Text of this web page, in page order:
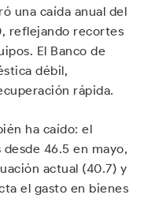
una caída anual del
reflejando recortes
El Banco de
débil,
rápida.
ha caído: el
46.5 en mayo,
actual (40.7) y
el gasto en bienes